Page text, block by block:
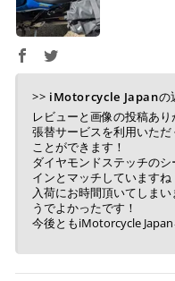
>> iMotorcycle Japanの
レビューと画像の投稿あり
張替サービスを利用いた
ことができます！
ダイヤモンドステッチの
インとマッチしていますね
入荷にお時間頂いてしま
うでよかったです！
今後ともiMotorcycle